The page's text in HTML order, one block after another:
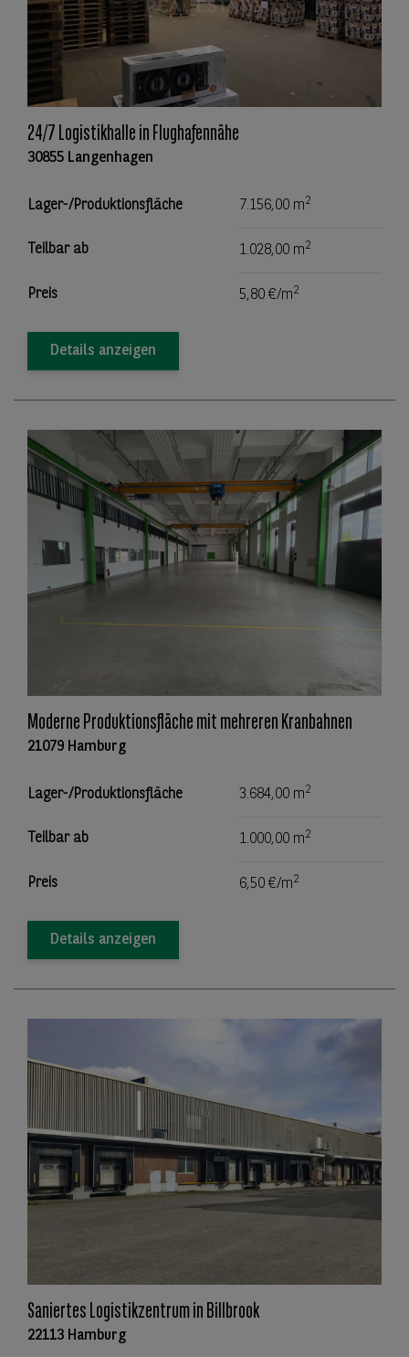
24/7 Logistikhalle in Flughafennähe
30855 Langenhagen
Lager-/Produktionsfläche 7.156,00 m2
Teilbar ab 1.028,00 m2
Preis 5,80 €/m2
Details anzeigen
Moderne Produktionsfläche mit mehreren Kranbahnen
21079 Hamburg
Lager-/Produktionsfläche 3.684,00 m2
Teilbar ab 1.000,00 m2
Preis 6,50 €/m2
Details anzeigen
Saniertes Logistikzentrum in Billbrook
22113 Hamburg